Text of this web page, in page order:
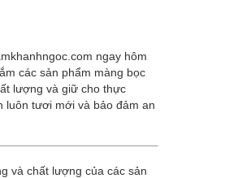
ngay hôm
các sản phẩm màng bọc
lượng và giữ cho thực
luôn tươi mới và bảo đảm an
và chất lượng của các sản